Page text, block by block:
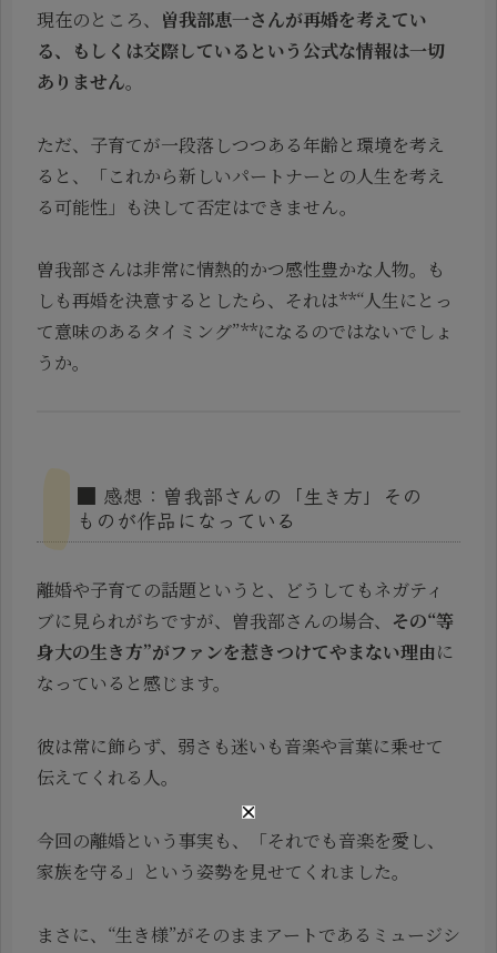
現在のところ、 曽我部恵一さんが再婚を考えてい
る、もしくは交際しているという公式な情報は一切
ありません。
ただ、子育てが一段落しつつある年齢と環境を考え
ると、「これから新しいパートナーとの人生を考え
る可能性」も決して否定はできません。
曽我部さんは非常に情熱的かつ感性豊かな人物。も
しも再婚を決意するとしたら、それは**“人生にとっ
て意味のあるタイミング”**になるのではないでしょ
うか。
■ 感想：曽我部さんの「生き方」その
ものが作品になっている
離婚や子育ての話題というと、どうしてもネガティ
ブに見られがちですが、曽我部さんの場合、 その“等
身大の生き方”がファンを惹きつけてやまない理由に
なっていると感じます。
彼は常に飾らず、弱さも迷いも音楽や言葉に乗せて
伝えてくれる人。
今回の離婚という事実も、「それでも音楽を愛し、
家族を守る」という姿勢を見せてくれました。
まさに、“生き様”がそのままアートであるミュージシ